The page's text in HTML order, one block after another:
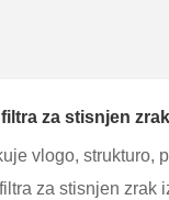
za stisnjen
vlogo, strukturo,
za stisnjen zrak